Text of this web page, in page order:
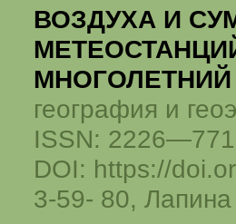
ВОЗДУХА И
география и
ISSN:
DOI: https://
3-59- 80,